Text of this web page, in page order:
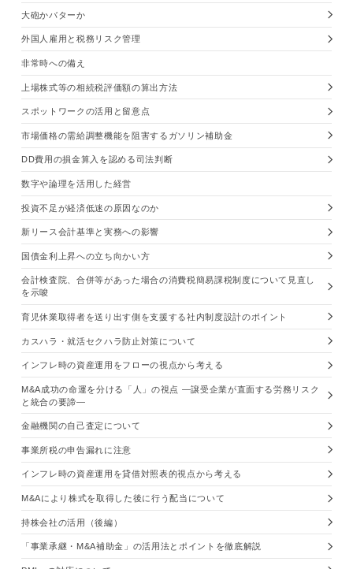
大砲かバターか
外国人雇用と税務リスク管理
非常時への備え
上場株式等の相続税評価額の算出方法
スポットワークの活用と留意点
市場価格の需給調整機能を阻害するガソリン補助金
DD費用の損金算入を認める司法判断
数字や論理を活用した経営
投資不足が経済低迷の原因なのか
新リース会計基準と実務への影響
国債金利上昇への立ち向かい方
会計検査院、合併等があった場合の消費税簡易課税制度について見直し
を示唆
育児休業取得者を送り出す側を支援する社内制度設計のポイント
カスハラ・就活セクハラ防止対策について
インフレ時の資産運用をフローの視点から考える
M&A成功の命運を分ける「人」の視点 —譲受企業が直面する労務リスク
と統合の要諦—
金融機関の自己査定について
事業所税の申告漏れに注意
インフレ時の資産運用を貸借対照表的視点から考える
M&Aにより株式を取得した後に行う配当について
持株会社の活用（後編）
「事業承継・M&A補助金」の活用法とポイントを徹底解説